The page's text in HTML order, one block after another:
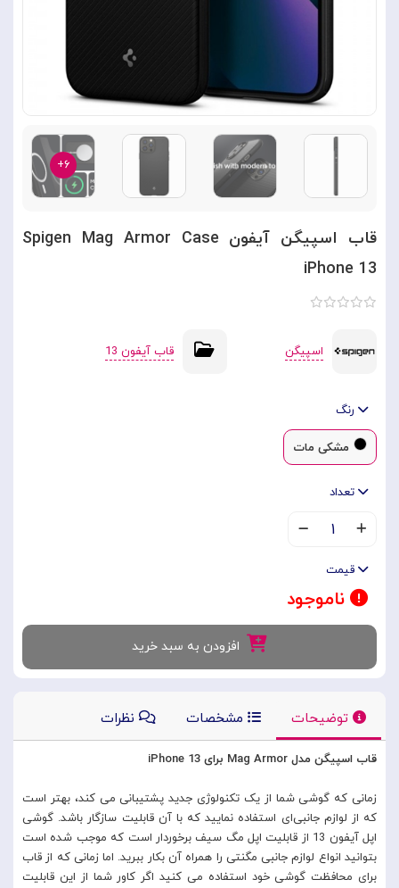
۶+
قاب اسپیگن آیفون Spigen Mag Armor Case
iPhone 13
اسپیگن قاب آیفون 13
رنگ
مشکی مات
تعداد
۱
قیمت
ناموجود
افزودن به سبد خرید
توضیحات مشخصات نظرات
قاب اسپیگن مدل Mag Armor برای iPhone 13
زمانی که گوشی شما از یک تکنولوژی جدید پشتیبانی می کند، بهتر است
که از لوازم جانبی‌ای استفاده نمایید که با آن قابلیت سازگار باشد. گوشی
اپل آیفون 13 از قابلیت اپل مگ سیف برخوردار است که موجب شده است
بتوانید انواع لوازم جانبی مگنتی را همراه آن بکار ببرید. اما زمانی که از قاب
برای محافظت گوشی خود استفاده می کنید اگر کاور شما از این قابلیت